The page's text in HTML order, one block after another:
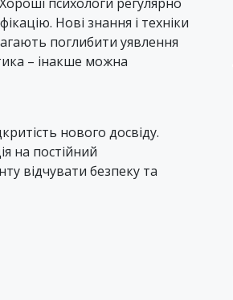
Нові знання і техніки
поглибити уявлення
– інакше можна
нового досвіду.
на постійний
відчувати безпеку та